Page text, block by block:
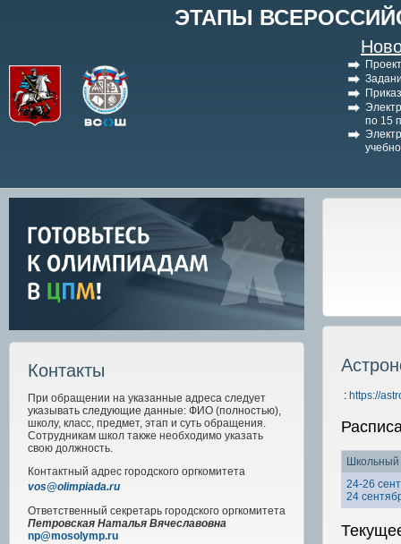
ЭТАПЫ
по 15
Контакты
При обращении на указанные адреса следует
указывать следующие данные: ФИО (полностью),
школу, класс, предмет, этап и суть обращения.
Сотрудникам школ также необходимо указать
свою должность.
Контактный адрес городского оргкомитета
vos@olimpiada.ru
Ответственный секретарь городского оргкомитета
Петровская Наталья Вячеславовна
np@mosolymp.ru
: https://
Школьный
24-26
24